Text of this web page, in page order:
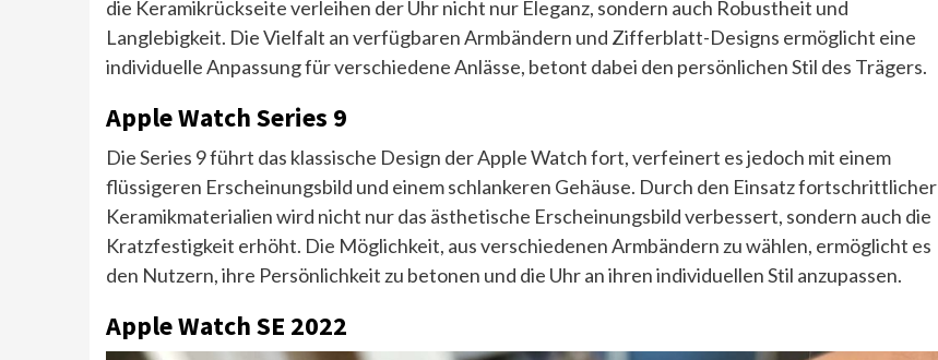
die Keramikrückseite verleihen der Uhr nicht nur Eleganz, sondern auch Robustheit und
Langlebigkeit. Die Vielfalt an verfügbaren Armbändern und Zifferblatt-Designs ermöglicht eine
individuelle Anpassung für verschiedene Anlässe, betont dabei den persönlichen Stil des Trägers.
Apple Watch Series 9
Die Series 9 führt das klassische Design der Apple Watch fort, verfeinert es jedoch mit einem
flüssigeren Erscheinungsbild und einem schlankeren Gehäuse. Durch den Einsatz fortschrittlicher
Keramikmaterialien wird nicht nur das ästhetische Erscheinungsbild verbessert, sondern auch die
Kratzfestigkeit erhöht. Die Möglichkeit, aus verschiedenen Armbändern zu wählen, ermöglicht es
den Nutzern, ihre Persönlichkeit zu betonen und die Uhr an ihren individuellen Stil anzupassen.
Apple Watch SE 2022